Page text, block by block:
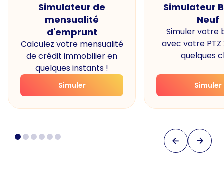
Simulateur de
mensualité
d'emprunt
Calculez votre mensualité
de crédit immobilier en
quelques instants !
Simuler
Simulateur
Neuf
Simuler votre
avec votre PTZ
quelques
Simuler